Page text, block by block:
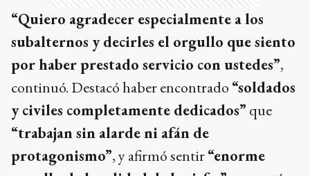
“Quiero agradecer especialmente a los
subalternos y decirles el orgullo que siento
por haber prestado servicio con ustedes”,
continuó. Destacó haber encontrado “soldados
y civiles completamente dedicados” que
“trabajan sin alarde ni afán de
protagonismo”, y afirmó sentir“enorme